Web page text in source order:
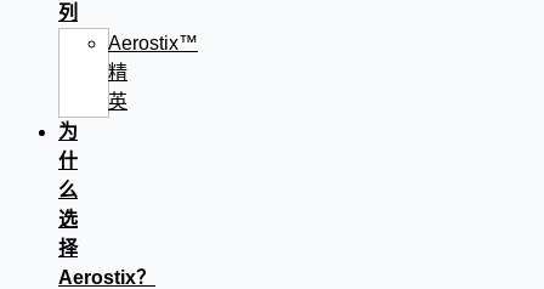
列
Aerostix™
精
英
为
什
么
选
择
Aerostix？